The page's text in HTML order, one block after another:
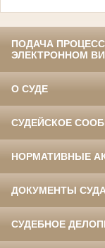
ПОДАЧА
ЭЛЕКТРОННОМ
О СУДЕ
СУДЕЙСКОЕ
НОРМАТИВНЫЕ
ДОКУМЕНТЫ
СУДЕБНОЕ